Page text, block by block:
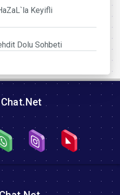
Keyifli
Dolu Sohbeti